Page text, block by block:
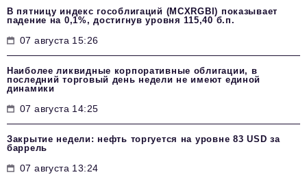
В пятницу индекс гособлигаций (MCXRGBI) показывает
падение на 0,1%, достигнув уровня 115,40 б.п.
07 августа 15:26
Наиболее ликвидные корпоративные облигации, в
последний торговый день недели не имеют единой
динамики
07 августа 14:25
Закрытие недели: нефть торгуется на уровне 83 USD за
баррель
07 августа 13:24